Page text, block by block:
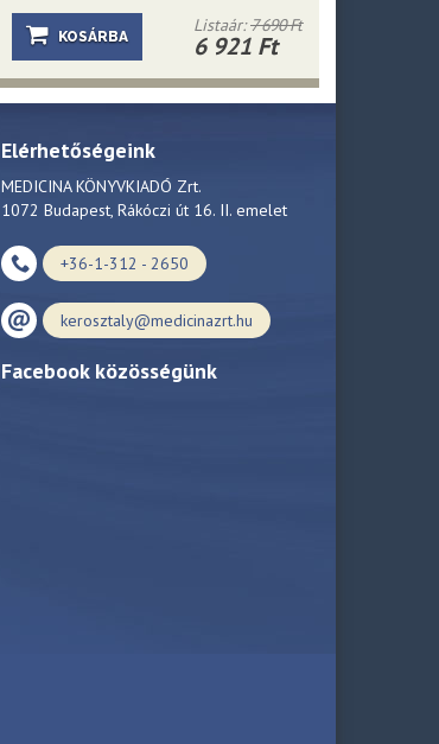
Listaár:7 690 Ft
6 921 Ft
KOSÁRBA
Elérhetőségeink
MEDICINA KÖNYVKIADÓ Zrt.
1072 Budapest, Rákóczi út 16. II. emelet
+36-1-312 - 2650
kerosztaly@medicinazrt.hu
Facebook közösségünk